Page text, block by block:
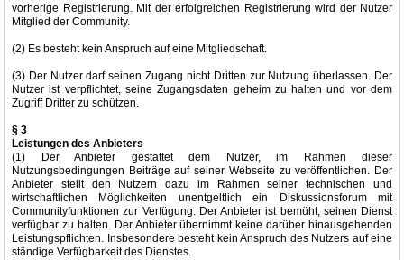
vorherige Registrierung. Mit der erfolgreichen Registrierung wird der Nutzer
Mitglied der Community.
(2) Es besteht kein Anspruch auf eine Mitgliedschaft.
(3) Der Nutzer darf seinen Zugang nicht Dritten zur Nutzung überlassen. Der
Nutzer ist verpflichtet, seine Zugangsdaten geheim zu halten und vor dem
Zugriff Dritter zu schützen.
§ 3
Leistungen des Anbieters
(1) Der Anbieter gestattet dem Nutzer, im Rahmen dieser
Nutzungsbedingungen Beiträge auf seiner Webseite zu veröffentlichen. Der
Anbieter stellt den Nutzern dazu im Rahmen seiner technischen und
wirtschaftlichen Möglichkeiten unentgeltlich ein Diskussionsforum mit
Communityfunktionen zur Verfügung. Der Anbieter ist bemüht, seinen Dienst
verfügbar zu halten. Der Anbieter übernimmt keine darüber hinausgehenden
Leistungspflichten. Insbesondere besteht kein Anspruch des Nutzers auf eine
ständige Verfügbarkeit des Dienstes.